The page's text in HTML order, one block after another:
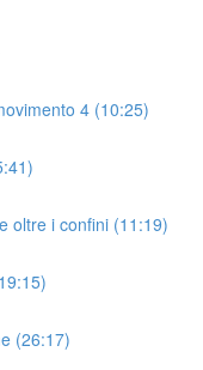
4 (10:25)
oltre i confini (11:19)
(26:17)